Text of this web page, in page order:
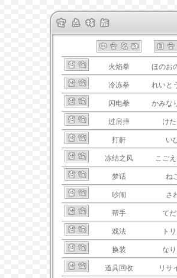
火焰拳 ほのお
冷冻拳 れいと
闪电拳 かみな
过肩摔 け
打鼾 い
冻结之风 こご
梦话 ね
吵闹 さ
帮手 て
戏法 ト
换装 な
道具回收 リサ